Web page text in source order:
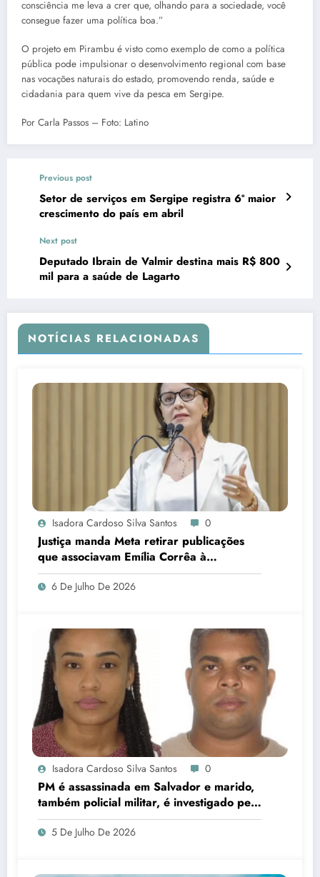
consciência me leva a crer que, olhando para a sociedade, você
consegue fazer uma política boa.”
O projeto em Pirambu é visto como exemplo de como a política
pública pode impulsionar o desenvolvimento regional com base
nas vocações naturais do estado, promovendo renda, saúde e
cidadania para quem vive da pesca em Sergipe.
Por Carla Passos – Foto: Latino
Previous post
Setor de serviços em Sergipe registra 6º maior
crescimento do país em abril
Next post
Deputado Ibrain de Valmir destina mais R$ 800
mil para a saúde de Lagarto
NOTÍCIAS RELACIONADAS
Isadora Cardoso Silva Santos 0
Justiça manda Meta retirar publicações
que associavam Emília Corrêa à
corrupção e identificar responsáveis
6 De Julho De 2026
Isadora Cardoso Silva Santos 0
PM é assassinada em Salvador e marido,
também policial militar, é investigado pelo
crime
5 De Julho De 2026